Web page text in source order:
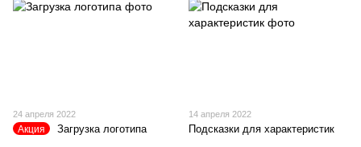
24 апреля 2022
Акция Загрузка логотипа
14 апреля 2022
Подсказки для характеристик